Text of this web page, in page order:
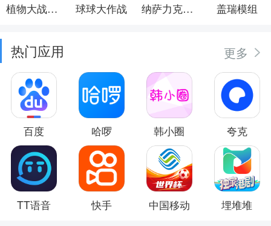
植物大战僵尸2 球球大作战 纳萨力克之王 盖瑞模组
热门应用 更多
百度 哈啰 韩小圈 夸克
TT语音 快手 中国移动 埋堆堆